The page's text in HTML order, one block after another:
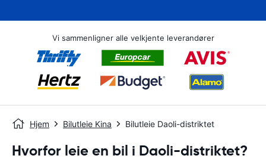
Vi sammenligner alle velkjente leverandører
Hjem Bilutleie Kina Bilutleie Daoli-distriktet
Hvorfor leie en bil i Daoli-distriktet?